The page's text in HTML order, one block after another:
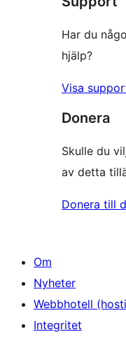
Har du
hjälp?
Visa
Donera
Skulle du
av detta
Donera till
Om
Nyheter
Webbhotell
Integritet